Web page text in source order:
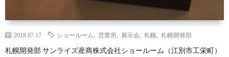
2018.07.17 ショールーム 営業所 展示会 札幌 札幌開発部
札幌開発部 サンライズ産商株式会社ショールーム（江別市工栄町）